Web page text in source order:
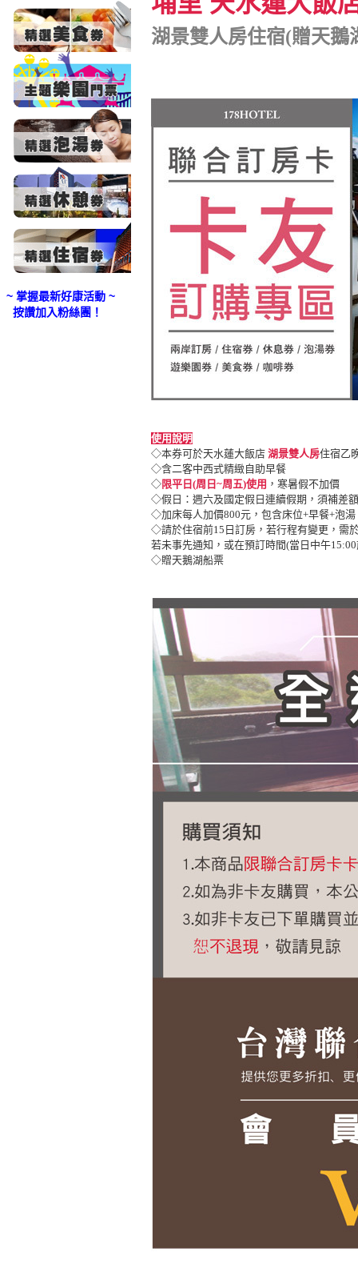
~ 掌握最新好康活動 ~
按讚加入粉絲團！
湖景雙人房住宿(贈天鵝
使用說明
◇本券可於天水蓮大飯店 湖景雙人房住宿乙
◇含二客中西式精緻自助早餐
◇限平日(周日~周五)使用 ，寒暑假不加價
◇假日：週六及國定假日連續假期，須補差
◇加床每人加價800元，包含床位+早餐+泡湯
◇請於住宿前15日訂房，若行程有變更，需
若未事先通知，或在預訂時間(當日中午
◇贈天鵝湖船票